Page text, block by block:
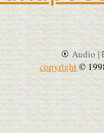
Audio |
copyright©